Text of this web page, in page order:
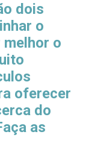
dois
o
o
oferecer
do
as